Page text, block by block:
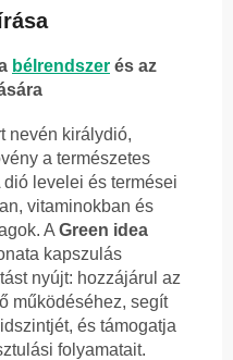
bélrendszer és az
nevén királydió,
a természetes
levelei és termései
vitaminokban és
A Green idea
kapszulás
nyújt: hozzájárul az
működéséhez, segít
és támogatja
folyamatait.